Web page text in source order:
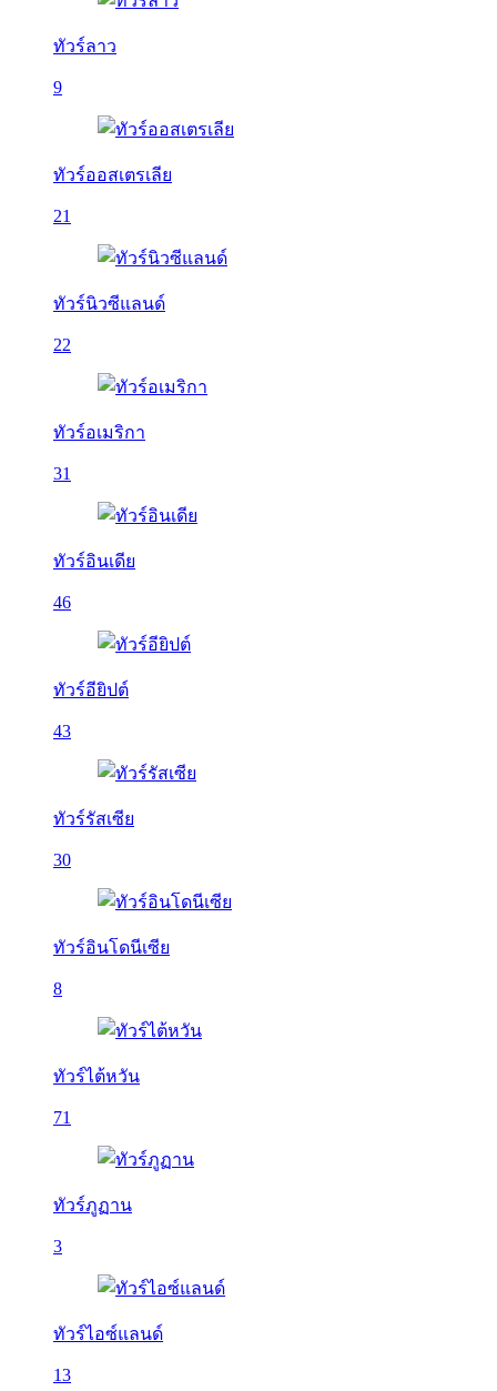
ทัวร์ลาว
9
ทัวร์ออสเตรเลีย
21
ทัวร์นิวซีแลนด์
22
ทัวร์อเมริกา
31
ทัวร์อินเดีย
46
ทัวร์อียิปต์
43
ทัวร์รัสเซีย
30
ทัวร์อินโดนีเซีย
8
ทัวร์ไต้หวัน
71
ทัวร์ภูฏาน
3
ทัวร์ไอซ์แลนด์
13